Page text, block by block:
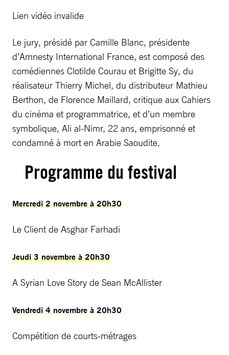
Lien vidéo invalide
Le jury, présidé par Camille Blanc, présidente
d’Amnesty International France, est composé des
comédiennes Clotilde Courau et Brigitte Sy, du
réalisateur Thierry Michel, du distributeur Mathieu
Berthon, de Florence Maillard, critique aux Cahiers
du cinéma et programmatrice, et d’un membre
symbolique, Ali al-Nimr, 22 ans, emprisonné et
condamné à mort en Arabie Saoudite.
Programme du festival
Mercredi 2 novembre à 20h30
Le Client de Asghar Farhadi
Jeudi 3 novembre à 20h30
A Syrian Love Story de Sean McAllister
Vendredi 4 novembre à 20h30
Compétition de courts-métrages